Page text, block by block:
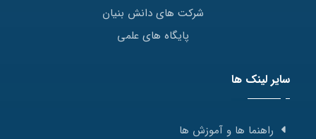
شرکت های دانش بنیان
پایگاه های علمی
سایر لینک ها
راهنما ها و آموزش ها